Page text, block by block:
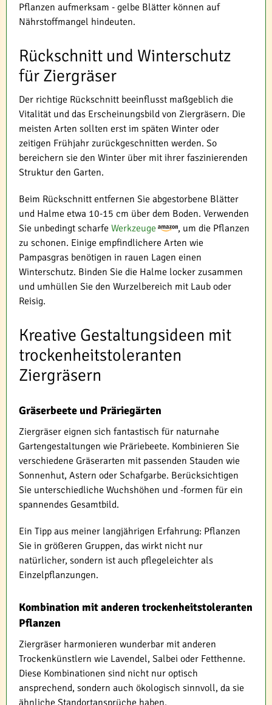
Pflanzen aufmerksam - gelbe Blätter können auf
Nährstoffmangel hindeuten.
Rückschnitt und Winterschutz
für Ziergräser
Der richtige Rückschnitt beeinflusst maßgeblich die
Vitalität und das Erscheinungsbild von Ziergräsern. Die
meisten Arten sollten erst im späten Winter oder
zeitigen Frühjahr zurückgeschnitten werden. So
bereichern sie den Winter über mit ihrer faszinierenden
Struktur den Garten.
Beim Rückschnitt entfernen Sie abgestorbene Blätter
und Halme etwa 10-15 cm über dem Boden. Verwenden
Sie unbedingt scharfe Werkzeuge
, um die Pflanzen
zu schonen. Einige empfindlichere Arten wie
Pampasgras benötigen in rauen Lagen einen
Winterschutz. Binden Sie die Halme locker zusammen
und umhüllen Sie den Wurzelbereich mit Laub oder
Reisig.
Kreative Gestaltungsideen mit
trockenheitstoleranten
Ziergräsern
Gräserbeete und Präriegärten
Ziergräser eignen sich fantastisch für naturnahe
Gartengestaltungen wie Präriebeete. Kombinieren Sie
verschiedene Gräserarten mit passenden Stauden wie
Sonnenhut, Astern oder Schafgarbe. Berücksichtigen
Sie unterschiedliche Wuchshöhen und -formen für ein
spannendes Gesamtbild.
Ein Tipp aus meiner langjährigen Erfahrung: Pflanzen
Sie in größeren Gruppen, das wirkt nicht nur
natürlicher, sondern ist auch pflegeleichter als
Einzelpflanzungen.
Kombination mit anderen trockenheitstoleranten
Pflanzen
Ziergräser harmonieren wunderbar mit anderen
Trockenkünstlern wie Lavendel, Salbei oder Fetthenne.
Diese Kombinationen sind nicht nur optisch
ansprechend, sondern auch ökologisch sinnvoll, da sie
ähnliche Standortansprüche haben.